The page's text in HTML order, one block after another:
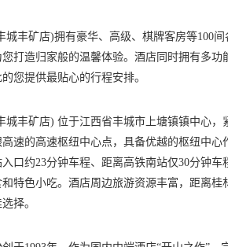
城丰矿店)拥有豪华、高级、棋牌客房等100
打造归家般的温馨体验。酒店同时拥有多
您提供最贴心的行程安排。
城丰矿店) 位于江西省丰城市上塘镇镇中心
速的高速枢纽中心点，具备优越的枢纽中
口约23分钟车程、距离高铁南站仅30分钟
特色小吃。酒店周边旅游资源丰富，距离
择。